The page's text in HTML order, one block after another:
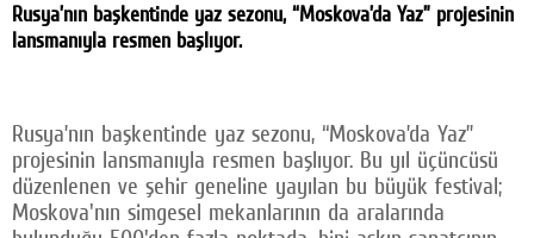
Google Plus
Rusya’nın başkentinde yaz sezonu, “Moskova’da Yaz” projesinin
lansmanıyla resmen başlıyor.
Rusya’nın başkentinde yaz sezonu, “Moskova’da Yaz”
projesinin lansmanıyla resmen başlıyor. Bu yıl üçüncüsü
düzenlenen ve şehir geneline yayılan bu büyük festival;
Moskova'nın simgesel mekanlarının da aralarında